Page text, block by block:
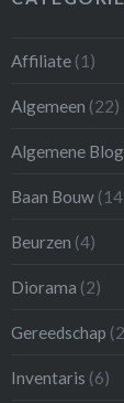
Affiliate (1)
Algemeen (22)
Algemene Blog
Baan Bouw
Beurzen (4)
Diorama (2)
Gereedschap
Inventaris (6)